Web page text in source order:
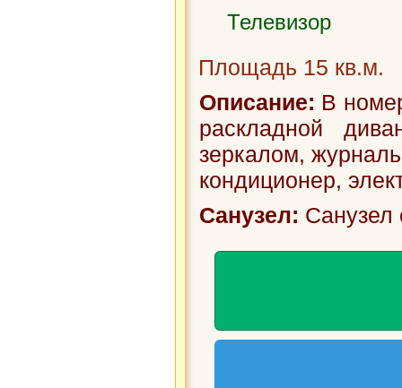
Телевизор
Площадь 15 кв.м.
Описание: В
раскладной
зеркалом,
кондиционер,
Санузел: